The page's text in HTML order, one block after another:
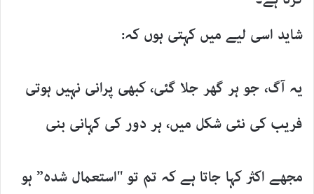
شاید اسی لیے میں کہتی ہوں کہ:
یہ آگ، جو ہر گھر جلا گئی، کبھی پرانی نہیں ہوتی
فریب کی نئی شکل میں، ہر دور کی کہانی بنی
مجھے اکثر کہا جاتا ہے کہ تم تو "استعمال شدہ” ہو